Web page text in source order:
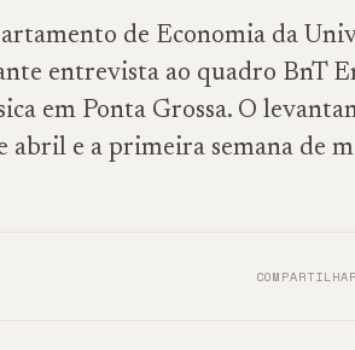
de Economia da
entrevista ao quadro BnT
em Ponta Grossa. O
e a primeira semana de
COMPARTILHAR